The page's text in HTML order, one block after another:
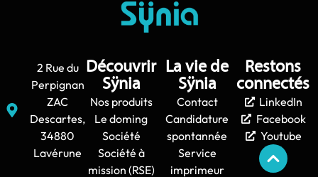
2 Rue du
Perpignan
ZAC
Descartes,
34880
Lavérune
Découvrir
Sÿnia
Nos produits
Le doming
Société
Société à
mission (RSE)
La vie de
Sÿnia
Contact
Candidature
spontannée
Service
imprimeur
Restons
connectés
LinkedIn
Facebook
Youtube